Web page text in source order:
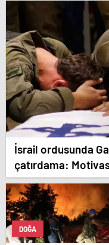
İsrail ordusunda
çatırdama:
DOĞA